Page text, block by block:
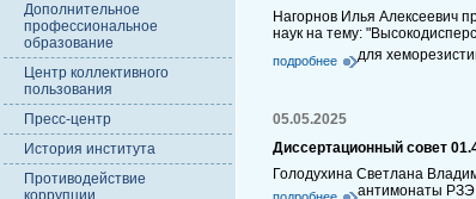
Дополнительное
профессиональное
образование
Центр коллективного
пользования
Пресс-центр
История института
Противодействие
коррупции
Нагорнов Илья Алексеевич
наук на тему:
для
подробнее
05.05.2025
Диссертационный совет
Голодухина Светлана
антимонаты РЗЭ